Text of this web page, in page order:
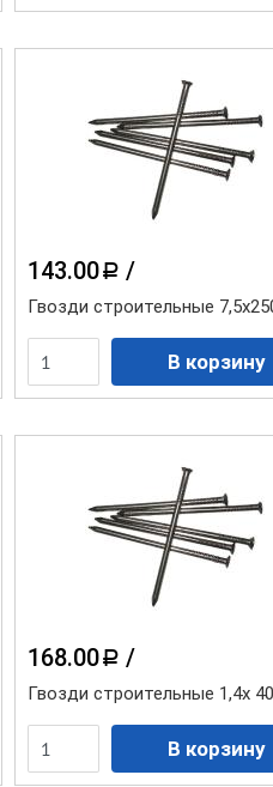
143.00 a /
Гвозди строительные
168.00 a /
Гвозди строительные 1,4х 40